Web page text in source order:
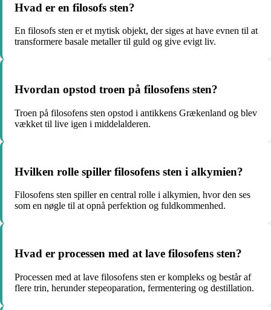
Hvad er en filosofs sten?
En filosofs sten er et mytisk objekt, der siges at have evnen til at
transformere basale metaller til guld og give evigt liv.
Hvordan opstod troen på filosofens sten?
Troen på filosofens sten opstod i antikkens Grækenland og blev
vækket til live igen i middelalderen.
Hvilken rolle spiller filosofens sten i alkymien?
Filosofens sten spiller en central rolle i alkymien, hvor den ses
som en nøgle til at opnå perfektion og fuldkommenhed.
Hvad er processen med at lave filosofens sten?
Processen med at lave filosofens sten er kompleks og består af
flere trin, herunder stepeoparation, fermentering og destillation.